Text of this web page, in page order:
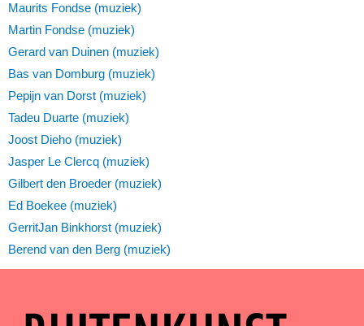
Maurits Fondse (muziek)
Martin Fondse (muziek)
Gerard van Duinen (muziek)
Bas van Domburg (muziek)
Pepijn van Dorst (muziek)
Tadeu Duarte (muziek)
Joost Dieho (muziek)
Jasper Le Clercq (muziek)
Gilbert den Broeder (muziek)
Ed Boekee (muziek)
GerritJan Binkhorst (muziek)
Berend van den Berg (muziek)